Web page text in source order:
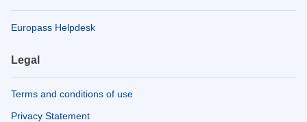
Europass Helpdesk
Legal
Terms and conditions of use
Privacy Statement